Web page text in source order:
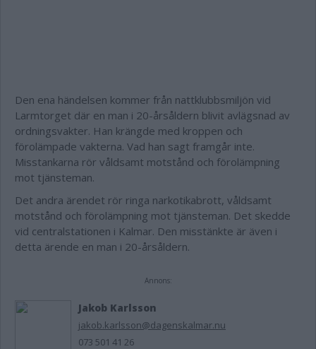
Den ena händelsen kommer från nattklubbsmiljön vid
Larmtorget där en man i 20-årsåldern blivit avlägsnad av
ordningsvakter. Han krängde med kroppen och
förolämpade vakterna. Vad han sagt framgår inte.
Misstankarna rör våldsamt motstånd och förolämpning
mot tjänsteman.
Det andra ärendet rör ringa narkotikabrott, våldsamt
motstånd och förolämpning mot tjänsteman. Det skedde
vid centralstationen i Kalmar. Den misstänkte är även i
detta ärende en man i 20-årsåldern.
Annons:
Jakob Karlsson
jakob.karlsson@dagenskalmar.nu
073 501 41 26